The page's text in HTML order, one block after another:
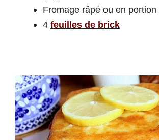
Fromage râpé ou en
4 feuilles de brick